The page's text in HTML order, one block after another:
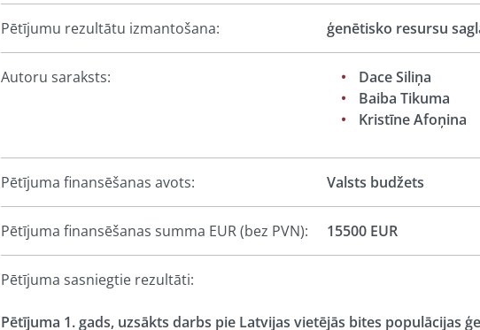
Pētījumu rezultātu izmantošana: ģenētisko resursu
Autoru saraksts:
Dace Siliņa
Baiba Tikuma
Kristīne Afoņina
Pētījuma finansēšanas avots: Valsts budžets
Pētījuma finansēšanas summa EUR (bez PVN): 15500 EUR
Pētījuma sasniegtie rezultāti:
Pētījuma 1. gads, uzsākts darbs pie Latvijas vietējās bites populācijas